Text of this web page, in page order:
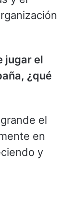
jugar el
¿qué
el
en
y